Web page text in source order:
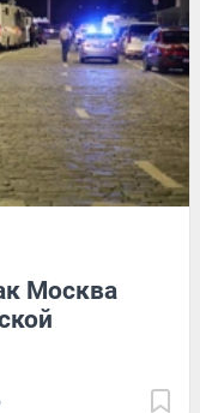
Москва